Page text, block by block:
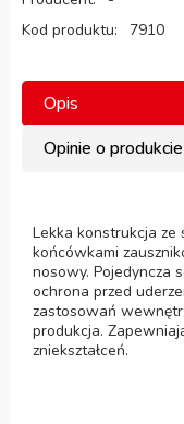
Kod produktu:
7910
Opis
Opinie o
Lekka konstrukcja ze
końcówkami
nosowy. Pojedyncza
ochrona przed
zastosowań
produkcja.
zniekształceń.